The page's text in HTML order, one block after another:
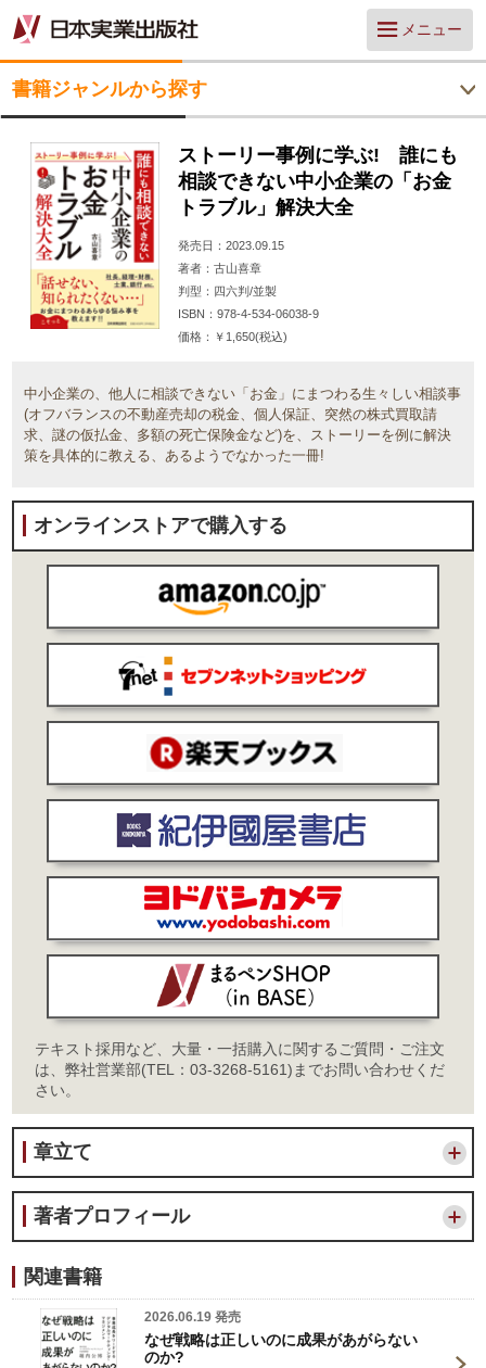
メニュー
書籍ジャンルから探す
ストーリー事例に学ぶ! 誰にも
相談できない中小企業の「お金
トラブル」解決大全
発売日
2023.09.15
著者
古山喜章
判型
四六判/並製
ISBN
978-4-534-06038-9
価格
￥1,650(税込)
中小企業の、他人に相談できない「お金」にまつわる生々しい相談事
(オフバランスの不動産売却の税金、個人保証、突然の株式買取請
求、謎の仮払金、多額の死亡保険金など)を、ストーリーを例に解決
策を具体的に教える、あるようでなかった一冊!
オンラインストアで購入する
テキスト採用など、大量・一括購入に関するご質問・ご注文
は、弊社営業部(TEL：03-3268-5161)までお問い合わせくだ
さい。
章立て
著者プロフィール
関連書籍
2026.06.19 発売
なぜ戦略は正しいのに成果があがらない
のか?